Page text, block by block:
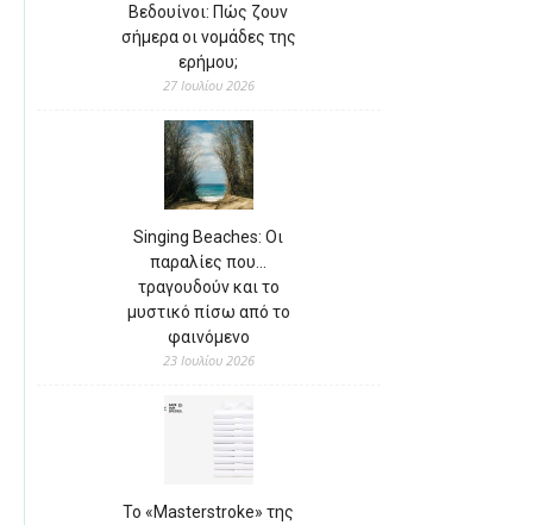
Βεδουίνοι: Πώς ζουν
σήμερα οι νομάδες της
ερήμου;
27 Ιουλίου 2026
Singing Beaches: Οι
παραλίες που…
τραγουδούν και το
μυστικό πίσω από το
φαινόμενο
23 Ιουλίου 2026
Το «Masterstroke» της